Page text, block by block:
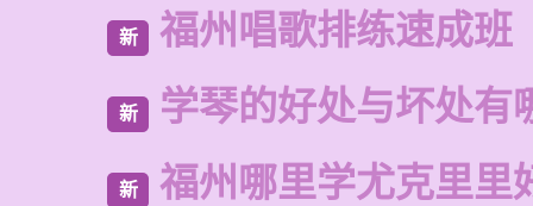
新 福州唱歌排练速成班
新 学琴的好处与坏处有
新 福州哪里学尤克里里